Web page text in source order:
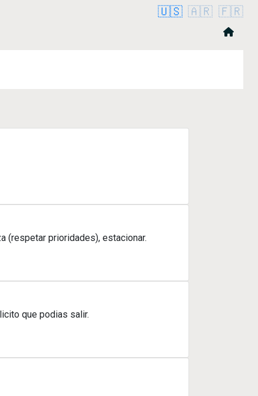
🇺🇸 🇦🇷 🇫🇷
(respetar prioridades), estacionar.
que podias salir.